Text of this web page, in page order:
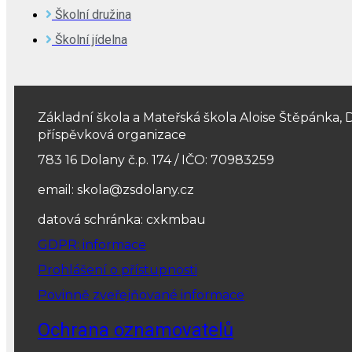
Školní družina
Školní jídelna
Základní škola a Mateřská škola Aloise Štěpánka,
příspěvková organizace
783 16 Dolany č.p. 174 / IČO: 70983259
email: skola@zsdolany.cz
datová schránka: cxkmbau
GDPR: informace
Prohlášení o přístupnosti
Povinně zveřejňované informace
Ochrana oznamovatelů